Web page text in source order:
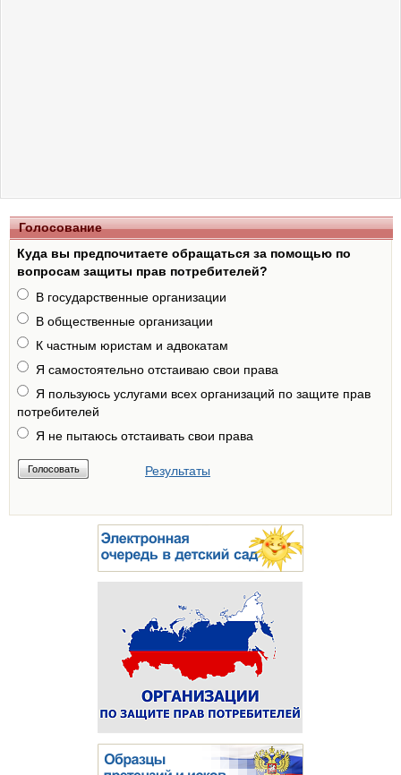
Голосование
Куда вы предпочитаете обращаться за помощью по
вопросам защиты прав потребителей?
В государственные организации
В общественные организации
К частным юристам и адвокатам
Я самостоятельно отстаиваю свои права
Я пользуюсь услугами всех организаций по защите прав
потребителей
Я не пытаюсь отстаивать свои права
Результаты